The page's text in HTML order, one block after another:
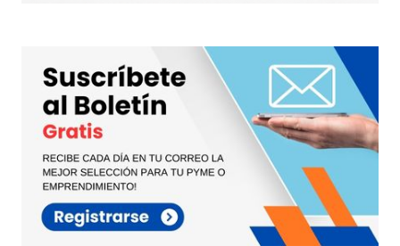
superación. Además sobre resilentes en el
trabajo, como altos directivos empresariales que
estando rumbo a quiebra inminente siguen
convencidos que le ganarán a la situación. Lo
felicito, amigo (doctor) Juancho.
MARTIN
14 septiembre, 2015 at 2:02 pm
Responder